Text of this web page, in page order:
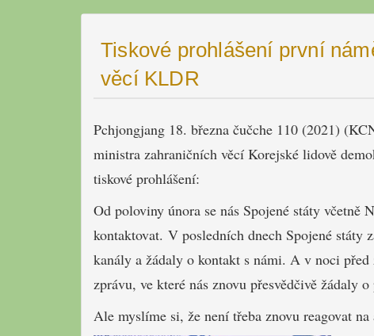
Tiskové prohlášení první
věcí KLDR
Pchjongjang 18. března čučche 110 (2021)
ministra zahraničních věcí Korejské lidově
tiskové prohlášení:
Od poloviny února se nás Spojené státy včetně
kontaktovat. V posledních dnech Spojené
kanály a žádaly o kontakt s námi. A v noci
zprávu, ve které nás znovu přesvědčivě žádaly
Ale myslíme si, že není třeba znovu reagovat